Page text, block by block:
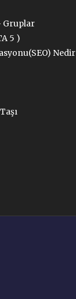
Gruplar
5 )
Nedir